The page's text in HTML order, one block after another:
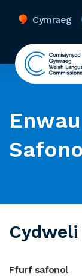
Cymraeg
Cydweli
Ffurf safonol